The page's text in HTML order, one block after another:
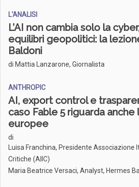
L'ANALISI
L’AI non cambia solo la
equilibri geopolitici: la
Baldoni
di Mattia Lanzarone, Giornalista
ANTHROPIC
AI, export control e
caso Fable 5 riguarda
europee
di
Luisa Franchina, Presidente
Critiche (AIIC)
Maria Beatrice Versaci, Analyst, Hermes